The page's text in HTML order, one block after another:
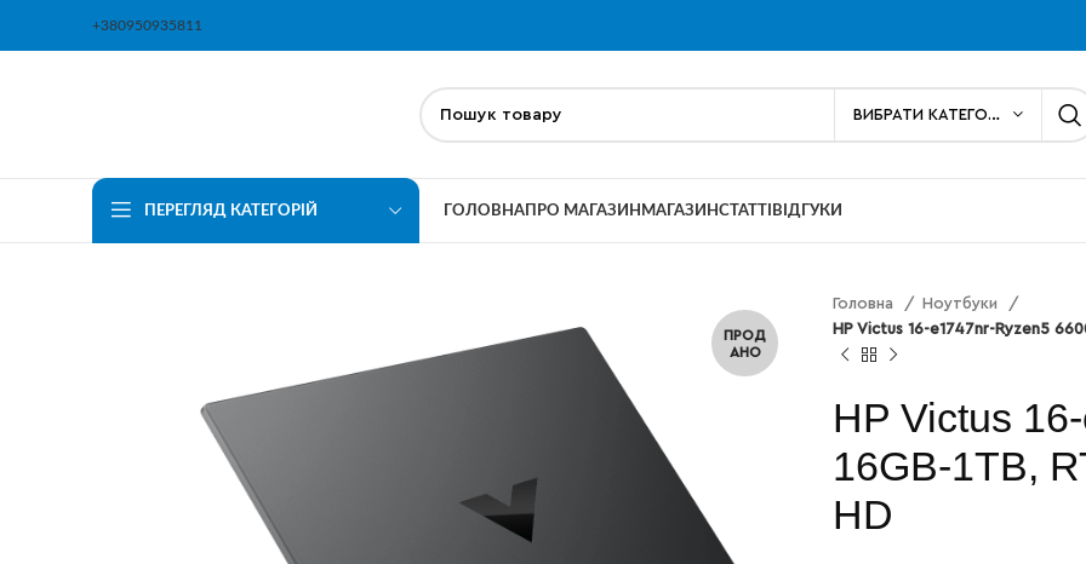
+380950935811
ПЕРЕГЛЯД КАТЕГОРІЙ ГОЛОВНА ПРО МАГАЗИН МАГАЗИНСТАТТІ ВІДГУКИ
ПРОД
АНО
Головна
Ноутбуки
HP Victus 16-e1747nr-Ryzen5
HP Victus
16GB-1TB,
HD